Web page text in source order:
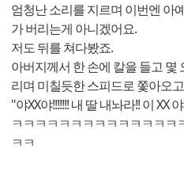
엄청난 소리를 지르며 이번엔 아
가 버리는게 아니겠어요.
저도 뒤를 쳐다봤죠.
아버지께서 한 손에 칼을 들고
리며 미칠듯한 스피드로 쫓아오
"야XX야!!!!!!! 내 딸 내놔라!! 이 XX
ㅋㅋㅋㅋㅋㅋㅋㅋㅋㅋㅋㅋㅋ
ㅋㅋ